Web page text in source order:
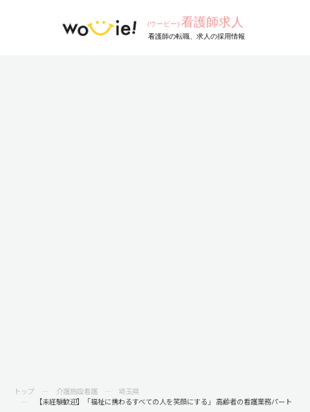
トップ 介護施設看護
埼玉県
【未経験歓迎】「福祉に携わるすべての人を笑顔にする」 高齢者の看護業務パート